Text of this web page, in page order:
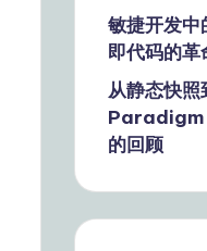
敏捷开发
即代码的革
从静态快
Paradigm
的回顾